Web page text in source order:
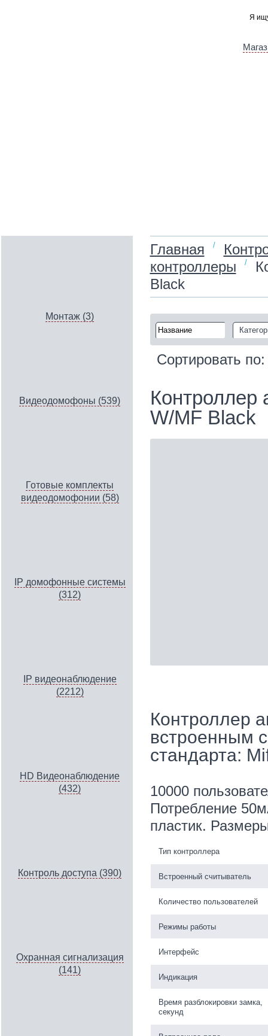
Монтаж (3)
Видеодомофоны (539)
Готовые комплекты
видеодомофонии (58)
IP домофонные системы
(312)
IP видеонаблюдение
(2212)
HD Видеонаблюдение
(432)
Контроль доступа (390)
Охранная сигнализация
(141)
Главная /
контроллеры
/
Black
Сортировать
Контроллер
W/MF Black
Контроллер
встроенным
стандарта:
10000
Потребление
пластик.
Тип контроллера
Встроенный считыватель
Количество пользователей
Режимы работы
Интерфейс
Индикация
Время разблокировки замка,
секунд